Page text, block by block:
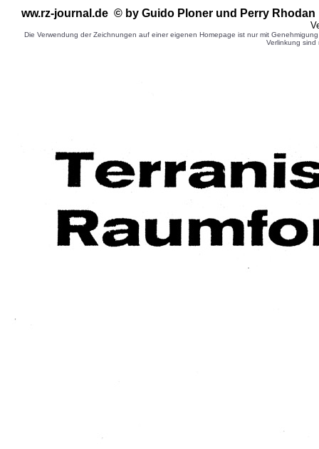
ww.rz-journal.de © by Guido Ploner und Perry
Die Verwendung der Zeichnungen auf einer eigenen Homepage ist nur mit
Verlinkung sind